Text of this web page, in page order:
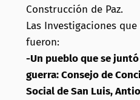
Construcción de Paz.
Las Investigaciones
fueron:
-Un pueblo que se
guerra: Consejo de
Social de San Luis,